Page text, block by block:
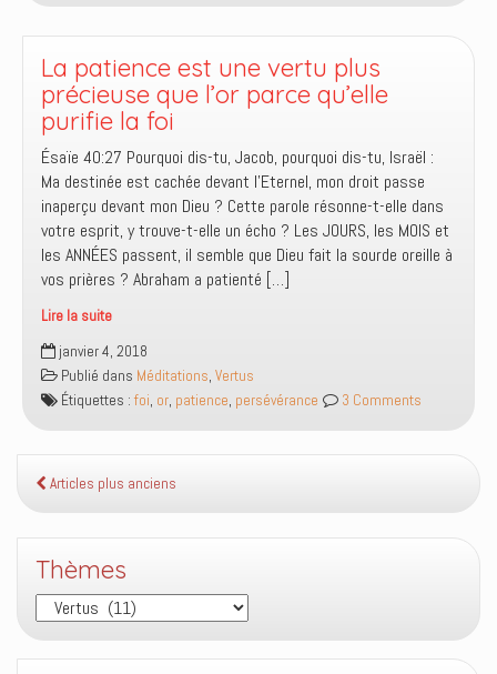
maturité
spirituelle
?
La patience est une vertu plus
précieuse que l’or parce qu’elle
purifie la foi
Ésaïe 40:27 Pourquoi dis-tu, Jacob, pourquoi dis-tu, Israël :
Ma destinée est cachée devant l’Eternel, mon droit passe
inaperçu devant mon Dieu ? Cette parole résonne-t-elle dans
votre esprit, y trouve-t-elle un écho ? Les JOURS, les MOIS et
les ANNÉES passent, il semble que Dieu fait la sourde oreille à
vos prières ? Abraham a patienté […]
Lire la suite
La
patience
est
une
plus
précieuse
l’or
parce
qu’elle
purifie
foi
janvier 4, 2018
Publié dans Méditations, Vertus
Étiquettes : foi, or, patience, persévérance 3 Comments
Articles plus anciens
Thèmes
Thèmes